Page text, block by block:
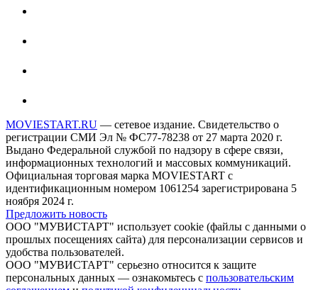
MOVIESTART.RU — сетевое издание. Свидетельство о
регистрации СМИ Эл № ФС77-78238 от 27 марта 2020 г.
Выдано Федеральной службой по надзору в сфере связи,
информационных технологий и массовых коммуникаций.
Официальная торговая марка MOVIESTART с
идентификационным номером 1061254 зарегистрирована 5
ноября 2024 г.
Предложить новость
ООО "МУВИСТАРТ" использует cookie (файлы с данными о
прошлых посещениях сайта) для персонализации сервисов и
удобства пользователей.
ООО "МУВИСТАРТ" серьезно относится к защите
персональных данных — ознакомьтесь с пользовательским